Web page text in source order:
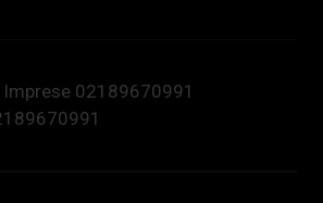
Imprese 02189670991